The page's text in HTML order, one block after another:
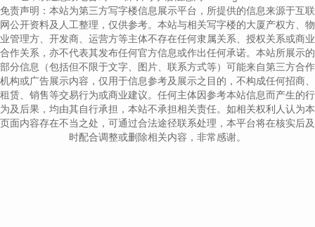
免责声明：本站为第三方写字楼信息展示平台，所提供的信息来源于互联
网公开资料及人工整理，仅供参考。本站与相关写字楼的大厦产权方、物
业管理方、开发商、运营方等主体不存在任何隶属关系、授权关系或商业
合作关系，亦不代表其发布任何官方信息或作出任何承诺。本站所展示的
部分信息（包括但不限于文字、图片、联系方式等）可能来自第三方合作
机构或广告展示内容，仅用于信息参考及展示之目的，不构成任何招商、
租赁、销售等交易行为或商业建议。任何主体因参考本站信息而产生的行
为及后果，均由其自行承担，本站不承担相关责任。如相关权利人认为本
页面内容存在不当之处，可通过合法途径联系处理，本平台将在核实后及
时配合调整或删除相关内容，非常感谢。